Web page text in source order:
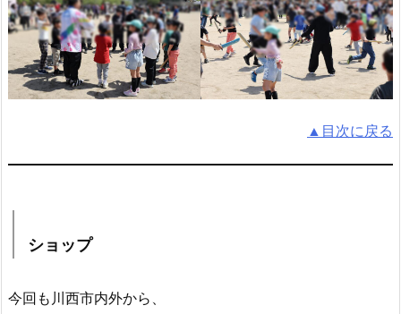
▲目次に戻る
ショップ
今回も川西市内外から、